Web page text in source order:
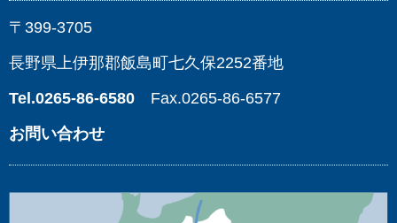
〒399-3705
長野県上伊那郡飯島町七久保2252番地
Tel.0265-86-6580 Fax.0265-86-6577
お問い合わせ